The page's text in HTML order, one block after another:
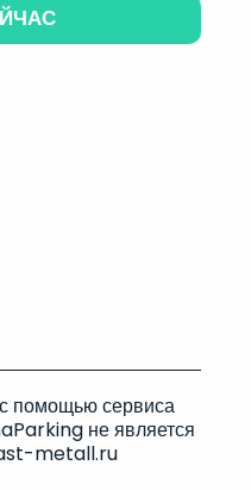
помощью сервиса
не является
metall.ru